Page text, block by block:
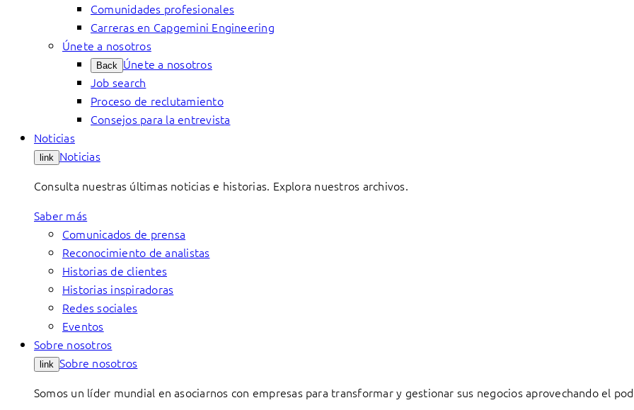
Comunidades profesionales
Carreras en Capgemini Engineering
Únete a nosotros
Back Únete a nosotros
Job search
Proceso de reclutamiento
Consejos para la entrevista
Noticias
link Noticias
Consulta nuestras últimas noticias e historias. Explora nuestros archivos.
Saber más
Comunicados de prensa
Reconocimiento de analistas
Historias de clientes
Historias inspiradoras
Redes sociales
Eventos
Sobre nosotros
link Sobre nosotros
Somos un líder mundial en asociarnos con empresas para transformar y gestionar sus negocios aprovechando el